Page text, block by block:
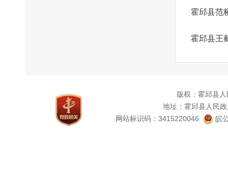
霍邱县范
霍邱县王
版权：霍邱县
地址：霍邱县人民
网站标识码：3415220046
皖